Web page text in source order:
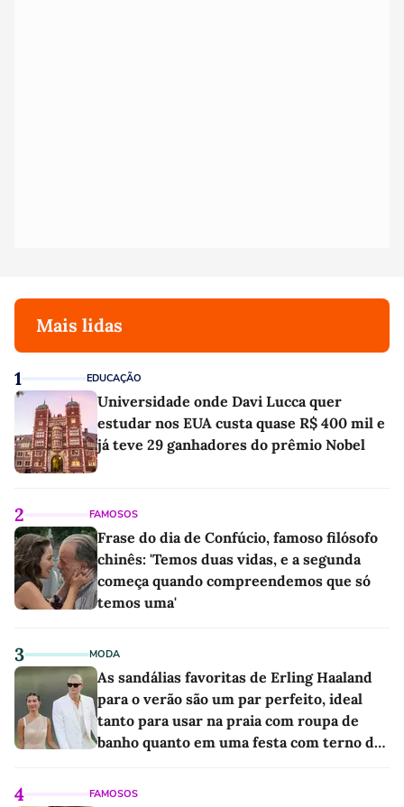
Mais lidas
1 EDUCAÇÃO
Universidade onde Davi Lucca quer
estudar nos EUA custa quase R$ 400 mil e
já teve 29 ganhadores do prêmio Nobel
2 FAMOSOS
Frase do dia de Confúcio, famoso filósofo
chinês: 'Temos duas vidas, e a segunda
começa quando compreendemos que só
temos uma'
3 MODA
As sandálias favoritas de Erling Haaland
para o verão são um par perfeito, ideal
tanto para usar na praia com roupa de
banho quanto em uma festa com terno de
4 FAMOSOS